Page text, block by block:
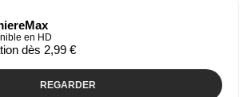
en HD
dès 2,99 €
REGARDER